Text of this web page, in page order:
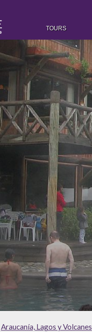
TOURS
Araucanía, Lagos y Volcanes